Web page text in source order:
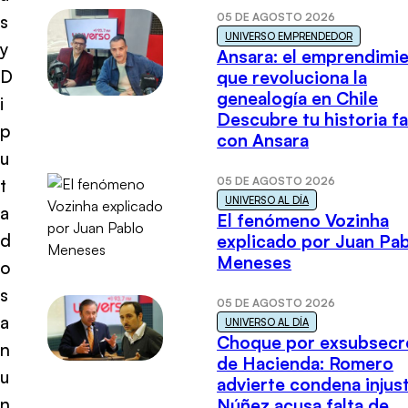
s
y
D
i
p
u
t
a
d
o
s
a
n
u
05 DE AGOSTO 2026
UNIVERSO EMPRENDEDOR
Ansara: el
que revoluciona la
genealogía en Chile
Descubre tu historia
con Ansara
05 DE AGOSTO 2026
UNIVERSO AL DÍA
El fenómeno Vozinha
explicado por Juan
Meneses
05 DE AGOSTO 2026
UNIVERSO AL DÍA
Choque por
de Hacienda: Romero
advierte condena